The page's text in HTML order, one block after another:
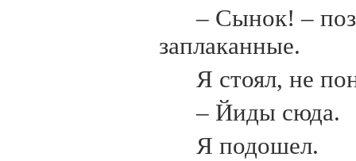
– Сынок! –
заплаканные.
Я стоял, не
– Йиды сюда.
Я подошел.